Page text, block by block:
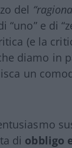
del
e di
(e la
diamo in
un
di obbligo